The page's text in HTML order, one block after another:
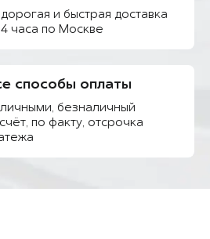
и быстрая доставка
часа по Москве
способы оплаты
безналичный
по факту, отсрочка